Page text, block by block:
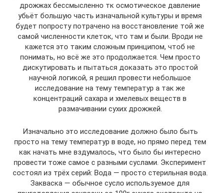
дрожжах бессмысленно тк осмотическое давление
убьёт большую часть изначальной культуры и время
будет попросту потрачено на восстановление той же
самой численности клеток, что там и были. Вроди не
кажется это таким сложным принципом, чтоб не
понимать, но всё же это продолжается. Чем просто
дискутировать и пытаться доказать это простой
научной логикой, я решил провести небольшое
исследование на тему температур а так же
концентраций сахара и хмелевых веществ в
размачивании сухих дрожжей.
Изначально это исследование должно было быть
просто на тему температур в воде, но прямо перед тем
как начать мне вздумалось, что было бы интересно
провести тоже самое с разными суслами. Эксперимент
состоял из трёх серий: Вода — просто стерильная вода.
Закваска — обычное сусло используемое для